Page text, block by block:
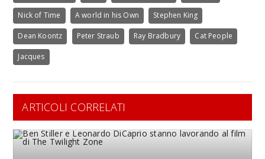
Nick of Time A world in his Own Stephen King
Dean Koontz Peter Straub Ray Bradbury Cat People
Jacques
ARTICOLI CORRELATI